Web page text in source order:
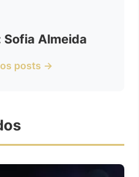
Sofia Almeida
posts →